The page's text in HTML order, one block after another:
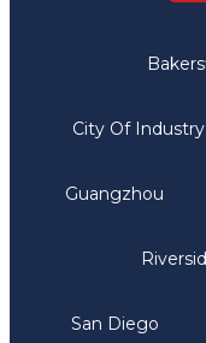
City Of Industry
Guangzhou
San Diego